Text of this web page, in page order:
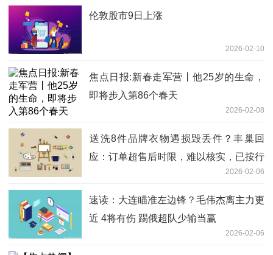
伦敦股市9日上涨
2026-02-10
焦点日报:新春走军营丨他25岁的生命，
即将步入第86个春天
2026-02-08
送洗8件品牌衣物遇损毁丢件？丰巢回
应：订单超售后时限，难以核实，已按行
2026-02-06
速读：大连瞄准左边锋？毛伟杰离主力更
近 4将有伤 踢俄超队少输当赢
2026-02-06